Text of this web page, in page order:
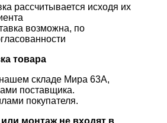
рассчитывается исходя их
возможна, по
товара
нашем складе Мира 63А,
поставщика.
покупателя.
монтаж не входят в